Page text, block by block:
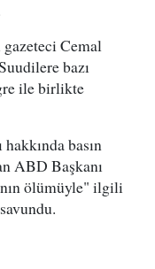
Cemal
bazı
ile birlikte
basın
ABD Başkanı
ölümüyle" ilgili